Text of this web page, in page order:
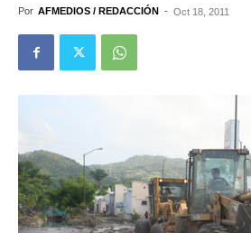
Por AFMEDIOS / REDACCIÓN - Oct 18, 2011